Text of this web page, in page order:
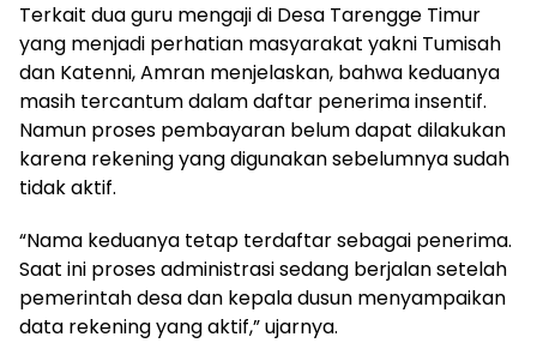
Terkait dua guru mengaji di Desa Tarengge Timur
yang menjadi perhatian masyarakat yakni Tumisah
dan Katenni, Amran menjelaskan, bahwa keduanya
masih tercantum dalam daftar penerima insentif.
Namun proses pembayaran belum dapat dilakukan
karena rekening yang digunakan sebelumnya sudah
tidak aktif.
“Nama keduanya tetap terdaftar sebagai penerima.
Saat ini proses administrasi sedang berjalan setelah
pemerintah desa dan kepala dusun menyampaikan
data rekening yang aktif,” ujarnya.